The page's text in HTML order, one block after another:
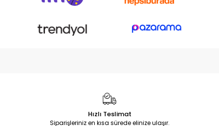
Hızlı Teslimat
Siparişleriniz en kısa sürede elinize ulaşır.